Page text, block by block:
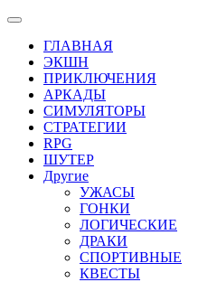
ГЛАВНАЯ
ЭКШН
ПРИКЛЮЧЕНИЯ
АРКАДЫ
СИМУЛЯТОРЫ
СТРАТЕГИИ
RPG
ШУТЕР
Другие
УЖАСЫ
ГОНКИ
ЛОГИЧЕСКИЕ
ДРАКИ
СПОРТИВНЫЕ
КВЕСТЫ